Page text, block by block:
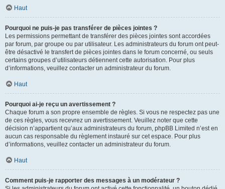
Haut
Pourquoi ne puis-je pas transférer de pièces jointes ?
Les permissions permettant de transférer des pièces jointes sont accordées
par forum, par groupe ou par utilisateur. Les administrateurs du forum ont peut-
être désactivé le transfert de pièces jointes dans le forum concerné, ou seuls
certains groupes d’utilisateurs détiennent cette autorisation. Pour plus
d’informations, veuillez contacter un administrateur du forum.
Haut
Pourquoi ai-je reçu un avertissement ?
Chaque forum a son propre ensemble de règles. Si vous ne respectez pas une
de ces règles, vous recevrez un avertissement. Veuillez noter que cette
décision n’appartient qu’aux administrateurs du forum, phpBB Limited n’est en
aucun cas responsable du règlement instauré sur cet espace. Pour plus
d’informations, veuillez contacter un administrateur du forum.
Haut
Comment puis-je rapporter des messages à un modérateur ?